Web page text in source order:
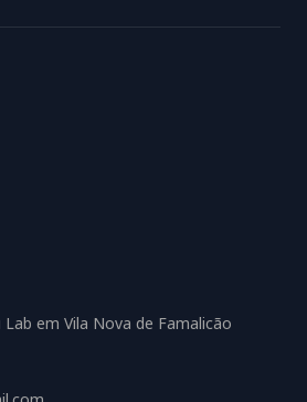
em Vila Nova de Famalicão